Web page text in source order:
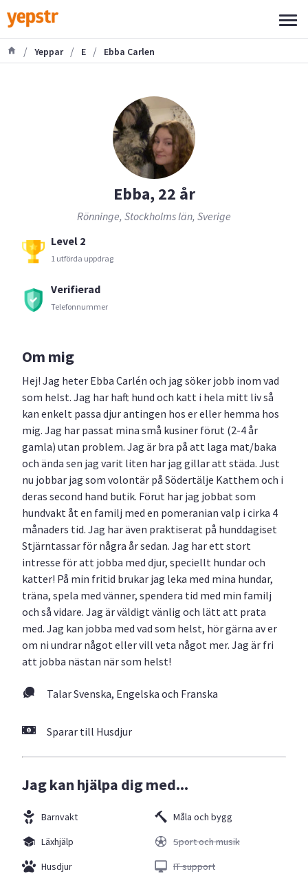
/ Yeppar / E / Ebba Carlen
Ebba, 22 år
Rönninge, Stockholms län, Sverige
Level 2
1 utförda uppdrag
Verifierad
Telefonnummer
Om mig
Hej! Jag heter Ebba Carlén och jag söker jobb inom vad
som helst. Jag har haft hund och katt i hela mitt liv så
kan enkelt passa djur antingen hos er eller hemma hos
mig. Jag har passat mina små kusiner förut (2-4 år
gamla) utan problem. Jag är bra på att laga mat/baka
och ända sen jag varit liten har jag gillar att städa. Just
nu jobbar jag som volontär på Södertälje Katthem och i
deras second hand butik. Förut har jag jobbat som
hundvakt åt en familj med en pomeranian valp i cirka 4
månaders tid. Jag har även praktiserat på hunddagiset
Stjärntassar för några år sedan. Jag har ett stort
intresse för att jobba med djur, speciellt hundar och
katter! På min fritid brukar jag leka med mina hundar,
träna, spela med vänner, spendera tid med min familj
och så vidare. Jag är väldigt vänlig och lätt att prata
med. Jag kan jobba med vad som helst, hör gärna av er
om ni undrar något eller vill veta något mer. Jag är fri
att jobba nästan när som helst!
Talar Svenska, Engelska och Franska
Sparar till Husdjur
Jag kan hjälpa dig med...
Barnvakt
Läxhjälp
Husdjur
Måla och bygg
Sport och musik
IT support